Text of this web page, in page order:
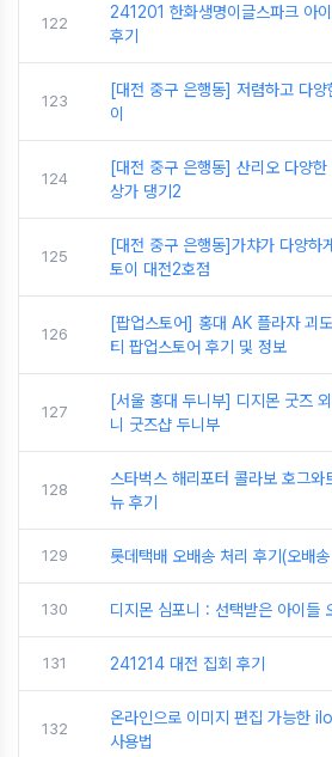
122
241201 한화생명이글스파크 아
후기
123
[대전 중구 은행동] 저렴하고 다
이
124
[대전 중구 은행동] 산리오 다양
상가 댕기2
125
[대전 중구 은행동]가챠가 다양하
토이 대전2호점
126
[팝업스토어] 홍대 AK 플라자 괴
티 팝업스토어 후기 및 정보
127
[서울 홍대 두니부] 디지몬 굿즈
니 굿즈샵 두니부
128
스타벅스 해리포터 콜라보 호그와
뉴 후기
129 롯데택배 오배송 처리 후기(오배
130 디지몬 심포니 : 선택받은 아이들
131 241214 대전 집회 후기
132
온라인으로 이미지 편집 가능한
사용법